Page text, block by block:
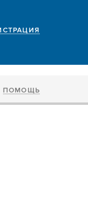
ПОМОЩЬ